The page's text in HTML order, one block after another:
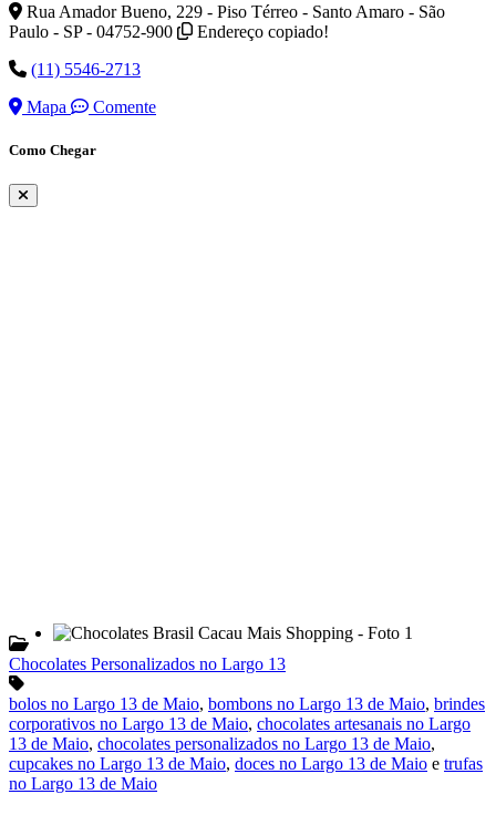
Rua Amador Bueno, 229 - Piso Térreo - Santo Amaro - São
Paulo - SP - 04752-900
Endereço copiado!
(11) 5546-2713
Mapa
Comente
Como Chegar
Chocolates Personalizados no Largo 13
bolos no Largo 13 de Maio, bombons no Largo 13 de Maio, brindes
corporativos no Largo 13 de Maio, chocolates artesanais no Largo
13 de Maio, chocolates personalizados no Largo 13 de Maio,
cupcakes no Largo 13 de Maio, doces no Largo 13 de Maio e trufas
no Largo 13 de Maio